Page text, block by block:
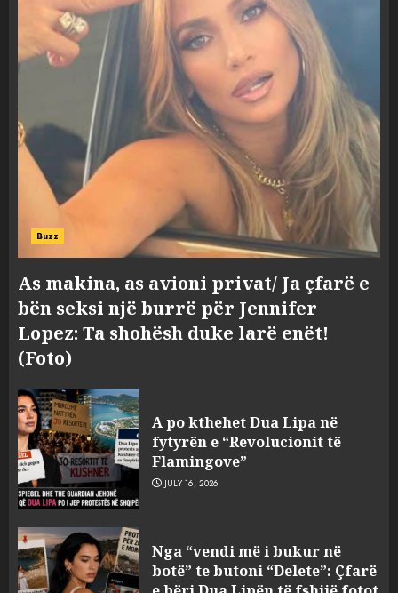
Buzz
As makina, as avioni privat/ Ja çfarë e
bën seksi një burrë për Jennifer
Lopez: Ta shohësh duke larë enët!
(Foto)
A po kthehet Dua Lipa në
fytyrën e “Revolucionit të
Flamingove”
JULY 16, 2026
Nga “vendi më i bukur në
botë” te butoni “Delete”: Çfarë
vula e Parlamentit: Mazniku
pranon se reforma